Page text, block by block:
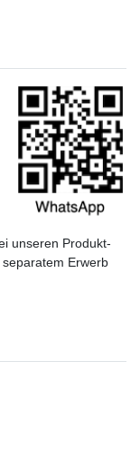
unseren Produkt-
Erwerb